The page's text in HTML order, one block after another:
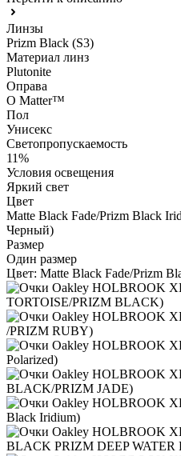
Линзы
Prizm Black (S3)
Материал линз
Plutonite
Оправа
O Matter™
Пол
Унисекс
Светопропускаемость
11%
Условия освещения
Яркий свет
Цвет
Matte Black Fade/Prizm Black
Черный)
Размер
Один размер
Цвет: Matte Black Fade/Prizm